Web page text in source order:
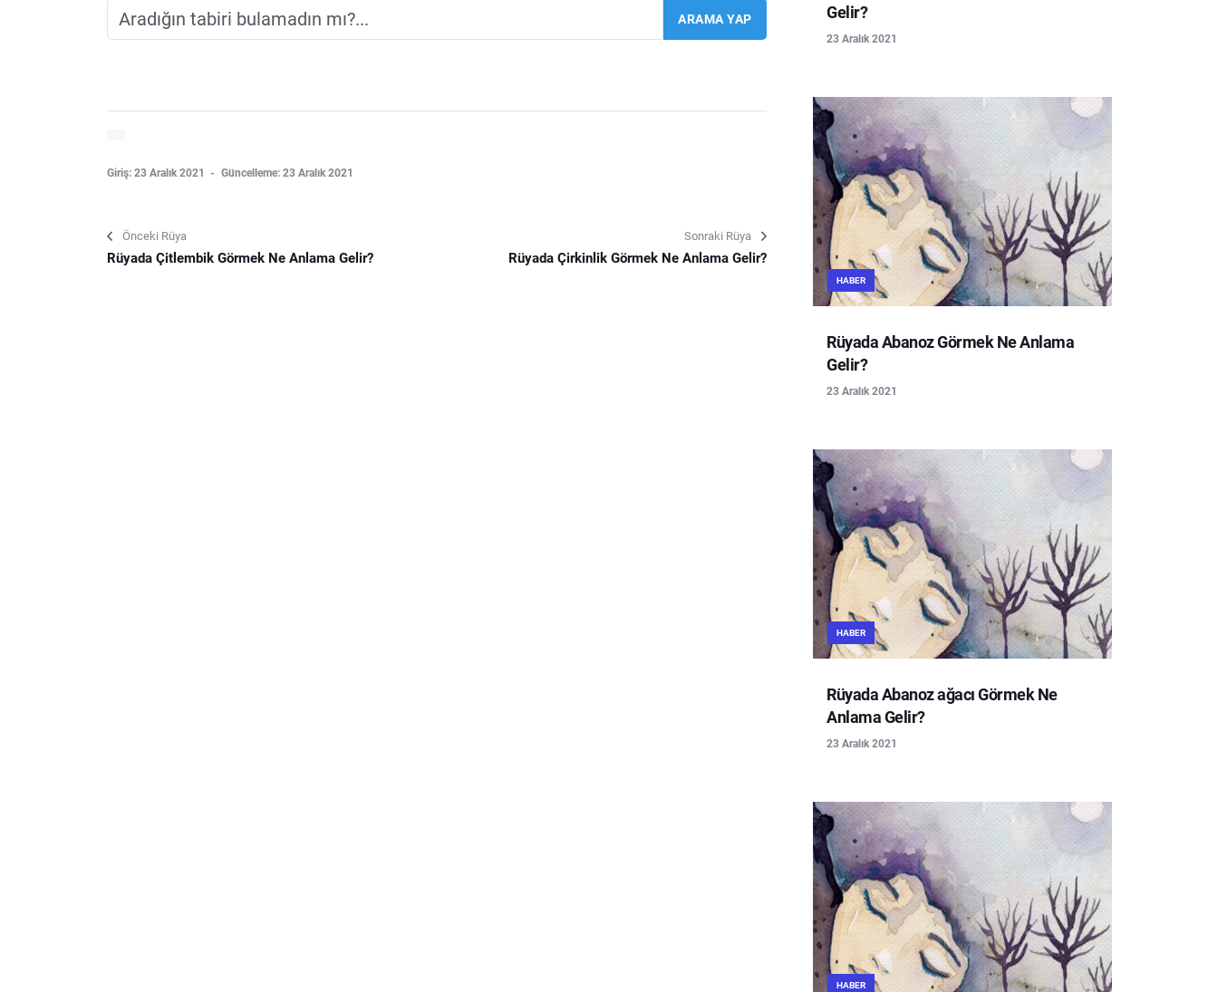
Giriş: 23 Aralık 2021 Güncelleme: 23 Aralık 2021
Önceki Rüya
Rüyada Çitlembik Görmek Ne Anlama Gelir?
Sonraki Rüya
Rüyada Çirkinlik Görmek Ne Anlama Gelir?
Gelir?
23 Aralık 2021
HABER
Rüyada Abanoz Görmek Ne Anlama
Gelir?
23 Aralık 2021
HABER
Rüyada Abanoz ağacı Görmek Ne
Anlama Gelir?
23 Aralık 2021
HABER